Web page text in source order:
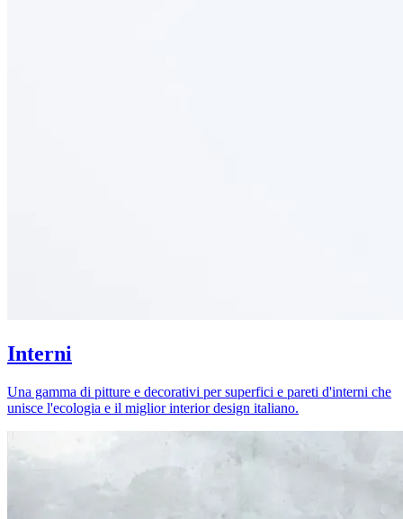
Interni
Una gamma di pitture e decorativi per superfici e pareti d'interni che
unisce l'ecologia e il miglior interior design italiano.